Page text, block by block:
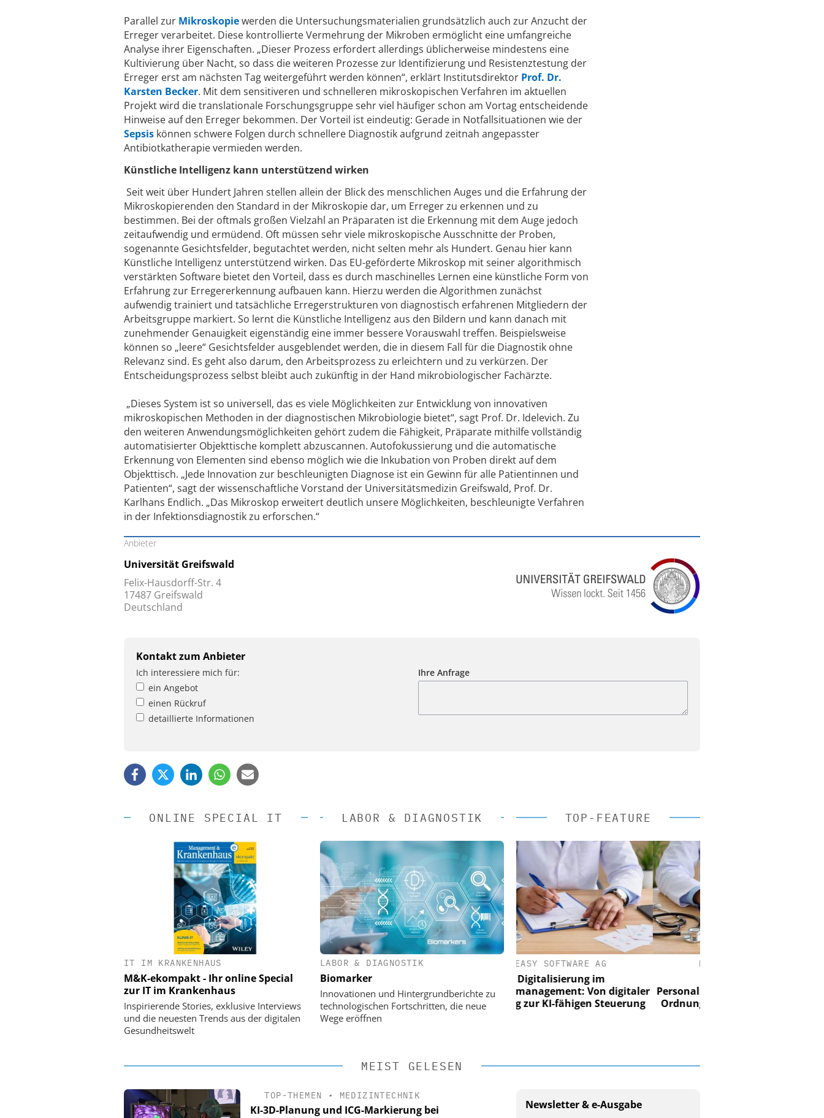
Parallel zur Mikroskopiewerden die Untersuchungsmaterialien grundsätzlich auch zur Anzucht der
Erreger verarbeitet. Diese kontrollierte Vermehrung der Mikroben ermöglicht eine umfangreiche
Analyse ihrer Eigenschaften. „Dieser Prozess erfordert allerdings üblicherweise mindestens eine
Kultivierung über Nacht, so dass die weiteren Prozesse zur Identifizierung und Resistenztestung der
Erreger erst am nächsten Tag weitergeführt werden können“, erklärt Institutsdirektor Prof. Dr.
Karsten Becker. Mit dem sensitiveren und schnelleren mikroskopischen Verfahren im aktuellen
Projekt wird die translationale Forschungsgruppe sehr viel häufiger schon am Vortag entscheidende
Hinweise auf den Erreger bekommen. Der Vorteil ist eindeutig: Gerade in Notfallsituationen wie der
Sepsis können schwere Folgen durch schnellere Diagnostik aufgrund zeitnah angepasster
Antibiotkatherapie vermieden werden.
Künstliche Intelligenz kann unterstützend wirken
Seit weit über Hundert Jahren stellen allein der Blick des menschlichen Auges und die Erfahrung der
Mikroskopierenden den Standard in der Mikroskopie dar, um Erreger zu erkennen und zu
bestimmen. Bei der oftmals großen Vielzahl an Präparaten ist die Erkennung mit dem Auge jedoch
zeitaufwendig und ermüdend. Oft müssen sehr viele mikroskopische Ausschnitte der Proben,
sogenannte Gesichtsfelder, begutachtet werden, nicht selten mehr als Hundert. Genau hier kann
Künstliche Intelligenz unterstützend wirken. Das EU-geförderte Mikroskop mit seiner algorithmisch
verstärkten Software bietet den Vorteil, dass es durch maschinelles Lernen eine künstliche Form von
Erfahrung zur Erregererkennung aufbauen kann. Hierzu werden die Algorithmen zunächst
aufwendig trainiert und tatsächliche Erregerstrukturen von diagnostisch erfahrenen Mitgliedern der
Arbeitsgruppe markiert. So lernt die Künstliche Intelligenz aus den Bildern und kann danach mit
zunehmender Genauigkeit eigenständig eine immer bessere Vorauswahl treffen. Beispielsweise
können so „leere“ Gesichtsfelder ausgeblendet werden, die in diesem Fall für die Diagnostik ohne
Relevanz sind. Es geht also darum, den Arbeitsprozess zu erleichtern und zu verkürzen. Der
Entscheidungsprozess selbst bleibt auch zukünftig in der Hand mikrobiologischer Fachärzte.
„Dieses System ist so universell, das es viele Möglichkeiten zur Entwicklung von innovativen
mikroskopischen Methoden in der diagnostischen Mikrobiologie bietet“, sagt Prof. Dr. Idelevich. Zu
den weiteren Anwendungsmöglichkeiten gehört zudem die Fähigkeit, Präparate mithilfe vollständig
automatisierter Objekttische komplett abzuscannen. Autofokussierung und die automatische
Erkennung von Elementen sind ebenso möglich wie die Inkubation von Proben direkt auf dem
Objekttisch. „Jede Innovation zur beschleunigten Diagnose ist ein Gewinn für alle Patientinnen und
Patienten“, sagt der wissenschaftliche Vorstand der Universitätsmedizin Greifswald, Prof. Dr.
Karlhans Endlich. „Das Mikroskop erweitert deutlich unsere Möglichkeiten, beschleunigte Verfahren
in der Infektionsdiagnostik zu erforschen.“
Anbieter
Universität Greifswald
Felix-Hausdorff-Str. 4
17487 Greifswald
Deutschland
Kontakt zum Anbieter
Ich interessiere mich für:
ein Angebot
einen Rückruf
detaillierte Informationen
Ihre Anfrage
ONLINE SPECIAL IT
IT IM KRANKENHAUS
M&K-ekompakt - Ihr online Special
zur IT im Krankenhaus
Inspirierende Stories, exklusive Interviews
und die neuesten Trends aus der digitalen
Gesundheitswelt
LABOR & DIAGNOSTIK
LABOR & DIAGNOSTIK
Biomarker
Innovationen und Hintergrundberichte zu
technologischen Fortschritten, die neue
Wege eröffnen
TOP-FEATURE
EASY SOFTWARE AG
Digitalisierung im
Personalmanagement: Von digitaler
Ordnung zur KI-fähigen Steuerung
EASY SOFTWARE AG
Personalmanagement: Von digitaler
Ordnung zur KI-fähigen Steuerung
EASY SOFTWARE AG
Digitalisierung im
Personalmanagement: Von digitaler
Ordnung zur KI-fähigen Steuerung
MEIST GELESEN
TOP-THEMEN • MEDIZINTECHNIK
KI-3D-Planung und ICG-Markierung bei
Newsletter & e-Ausgabe